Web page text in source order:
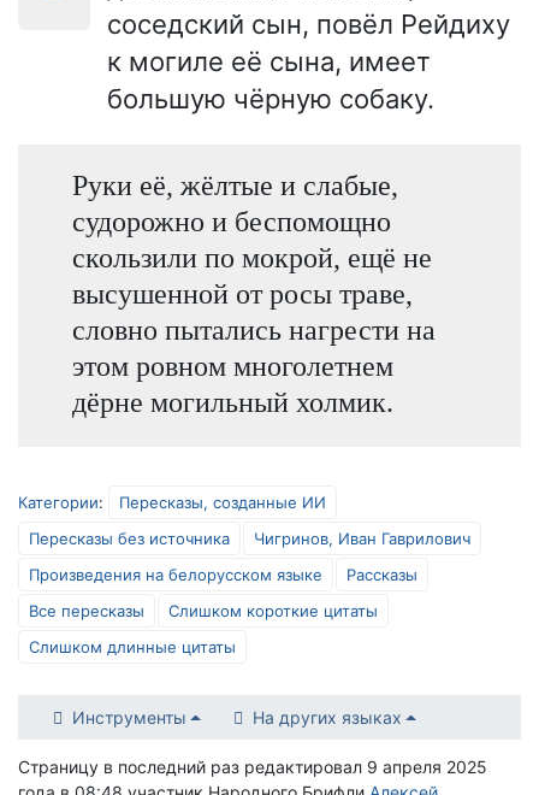
соседский сын, повёл Рейдиху
к могиле её сына, имеет
большую чёрную собаку.
Руки её, жёлтые и слабые,
судорожно и беспомощно
скользили по мокрой, ещё не
высушенной от росы траве,
словно пытались нагрести на
этом ровном многолетнем
дёрне могильный холмик.
Категории:
Пересказы, созданные ИИ
Пересказы без источника
Чигринов, Иван Гаврилович
Произведения на белорусском языке
Рассказы
Все пересказы
Слишком короткие цитаты
Слишком длинные цитаты
Инструменты На других языках
Страницу в последний раз редактировал 9 апреля 2025